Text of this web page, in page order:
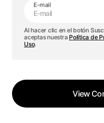
E-mail
Al hacer clic en el botón
aceptas nuestra Política de
Uso.
View
View